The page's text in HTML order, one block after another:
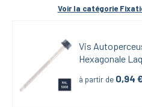
Voir la catégorie
Vis
Hexagonale
à partir de 0,94